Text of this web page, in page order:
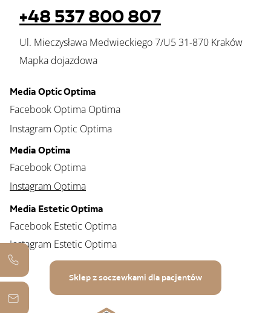
+48 537 800 807
Ul. Mieczysława Medwieckiego 7/U5 31-870 Kraków
Mapka dojazdowa
Media Optima
Facebook Optima
Instagram Optima
Media Optic Optima
Facebook Optima Optima
Instagram Optic Optima
Media Estetic Optima
Facebook Estetic Optima
Instagram Estetic Optima
Sklep z soczewkami dla pacjentów